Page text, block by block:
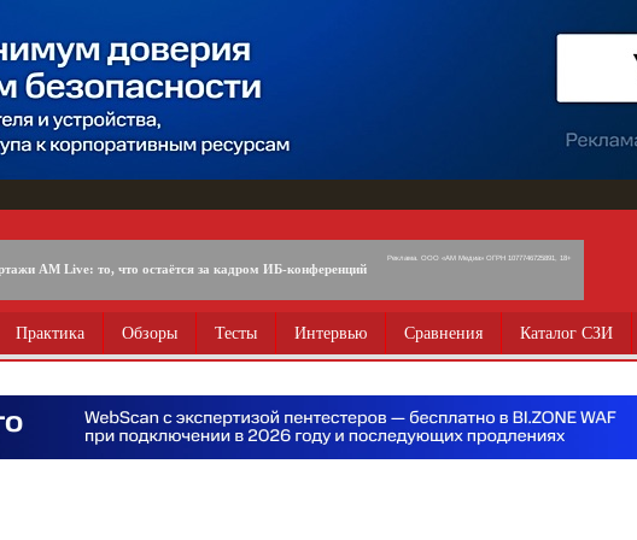
AM Live: то, что остаётся за кадром ИБ-конференций
Реклама. ООО «АМ Медиа» ОГРН 1077746725891, 18+
Практика Обзоры Тесты Интервью Сравнения Каталог СЗИ